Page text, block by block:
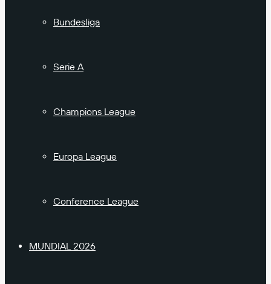
Bundesliga
Serie A
Champions League
Europa League
Conference League
MUNDIAL 2026